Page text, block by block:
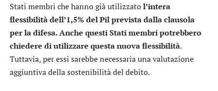
Stati membri che hanno già utilizzatol’intera
flessibilità dell’1,5% del Pil prevista dalla clausola
per la difesa. Anche questi Stati membri potrebbero
chiedere di utilizzare questa nuova flessibilità.
Tuttavia, per essi sarebbe necessaria una valutazione
aggiuntiva della sostenibilità del debito.